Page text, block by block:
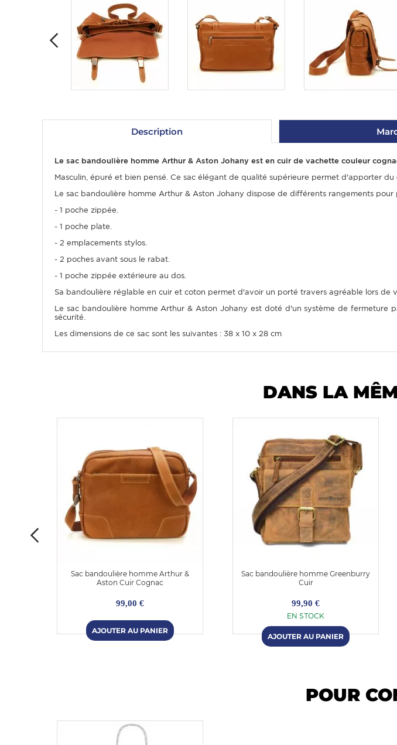
Description
Le sac bandoulière homme Arthur & Aston Johany est en cuir de vachette couleur
Masculin, épuré et bien pensé. Ce sac élégant de qualité supérieure permet d'apporter du
Le sac bandoulière homme Arthur & Aston Johany dispose de différents rangements
- 1 poche zippée.
- 1 poche plate.
- 2 emplacements stylos.
- 2 poches avant sous le rabat.
- 1 poche zippée extérieure au dos.
Sa bandoulière réglable en cuir et coton permet d'avoir un porté travers agréable lors de
Le sac bandoulière homme Arthur & Aston Johany est doté d'un système de
sécurité.
Les dimensions de ce sac sont les suivantes : 38 x 10 x 28 cm
DANS LA
Sac bandoulière homme Arthur &
Aston Cuir Cognac
99,00 €
Sac bandoulière homme Greenburry
Cuir
99,90 €
EN STOCK
POUR